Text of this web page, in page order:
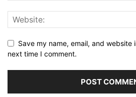
Save my name, email, and website
next time I comment.